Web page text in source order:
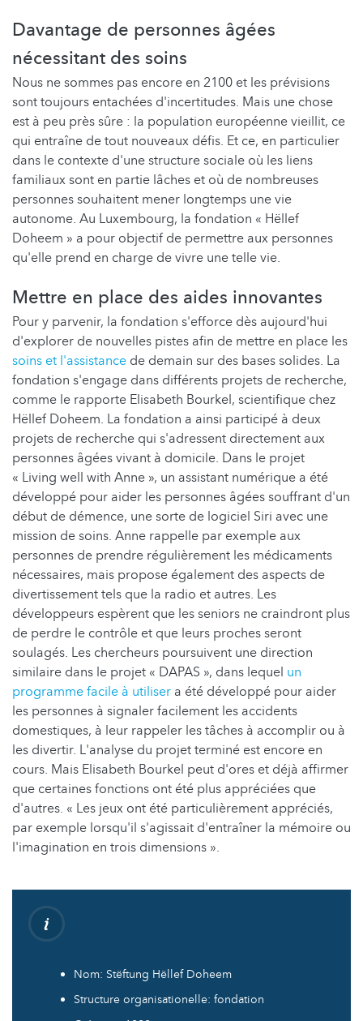
Davantage de personnes âgées
nécessitant des soins
Nous ne sommes pas encore en 2100 et les prévisions
sont toujours entachées d'incertitudes. Mais une chose
est à peu près sûre : la population européenne vieillit, ce
qui entraîne de tout nouveaux défis. Et ce, en particulier
dans le contexte d'une structure sociale où les liens
familiaux sont en partie lâches et où de nombreuses
personnes souhaitent mener longtemps une vie
autonome. Au Luxembourg, la fondation « Hëllef
Doheem » a pour objectif de permettre aux personnes
qu'elle prend en charge de vivre une telle vie.
Mettre en place des aides innovantes
Pour y parvenir, la fondation s'efforce dès aujourd'hui
d'explorer de nouvelles pistes afin de mettre en place les
soins et l'assistance de demain sur des bases solides. La
fondation s'engage dans différents projets de recherche,
comme le rapporte Elisabeth Bourkel, scientifique chez
Hëllef Doheem. La fondation a ainsi participé à deux
projets de recherche qui s'adressent directement aux
personnes âgées vivant à domicile. Dans le projet
« Living well with Anne », un assistant numérique a été
développé pour aider les personnes âgées souffrant d'un
début de démence, une sorte de logiciel Siri avec une
mission de soins. Anne rappelle par exemple aux
personnes de prendre régulièrement les médicaments
nécessaires, mais propose également des aspects de
divertissement tels que la radio et autres. Les
développeurs espèrent que les seniors ne craindront plus
de perdre le contrôle et que leurs proches seront
soulagés. Les chercheurs poursuivent une direction
similaire dans le projet « DAPAS », dans lequel un
programme facile à utiliser a été développé pour aider
les personnes à signaler facilement les accidents
domestiques, à leur rappeler les tâches à accomplir ou à
les divertir. L'analyse du projet terminé est encore en
cours. Mais Elisabeth Bourkel peut d'ores et déjà affirmer
que certaines fonctions ont été plus appréciées que
d'autres. « Les jeux ont été particulièrement appréciés,
par exemple lorsqu'il s'agissait d'entraîner la mémoire ou
l'imagination en trois dimensions ».
Nom: Stëftung Hëllef Doheem
Structure organisationelle: fondation